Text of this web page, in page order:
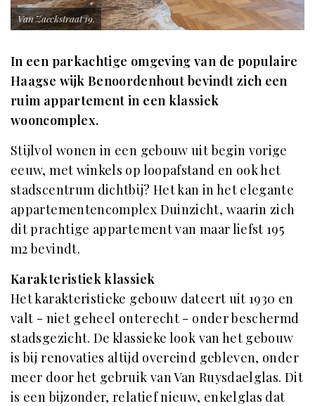
Van Zaeckstraat 19.
In een parkachtige omgeving van de populaire
Haagse wijk Benoordenhout bevindt zich een
ruim appartement in een klassiek
wooncomplex.
Stijlvol wonen in een gebouw uit begin vorige
eeuw, met winkels op loopafstand en ook het
stadscentrum dichtbij? Het kan in het elegante
appartementencomplex Duinzicht, waarin zich
dit prachtige appartement van maar liefst 195
m2 bevindt.
Karakteristiek klassiek
Het karakteristieke gebouw dateert uit 1930 en
valt - niet geheel onterecht - onder beschermd
stadsgezicht. De klassieke look van het gebouw
is bij renovaties altijd overeind gebleven, onder
meer door het gebruik van Van Ruysdaelglas. Dit
is een bijzonder, relatief nieuw, enkelglas dat